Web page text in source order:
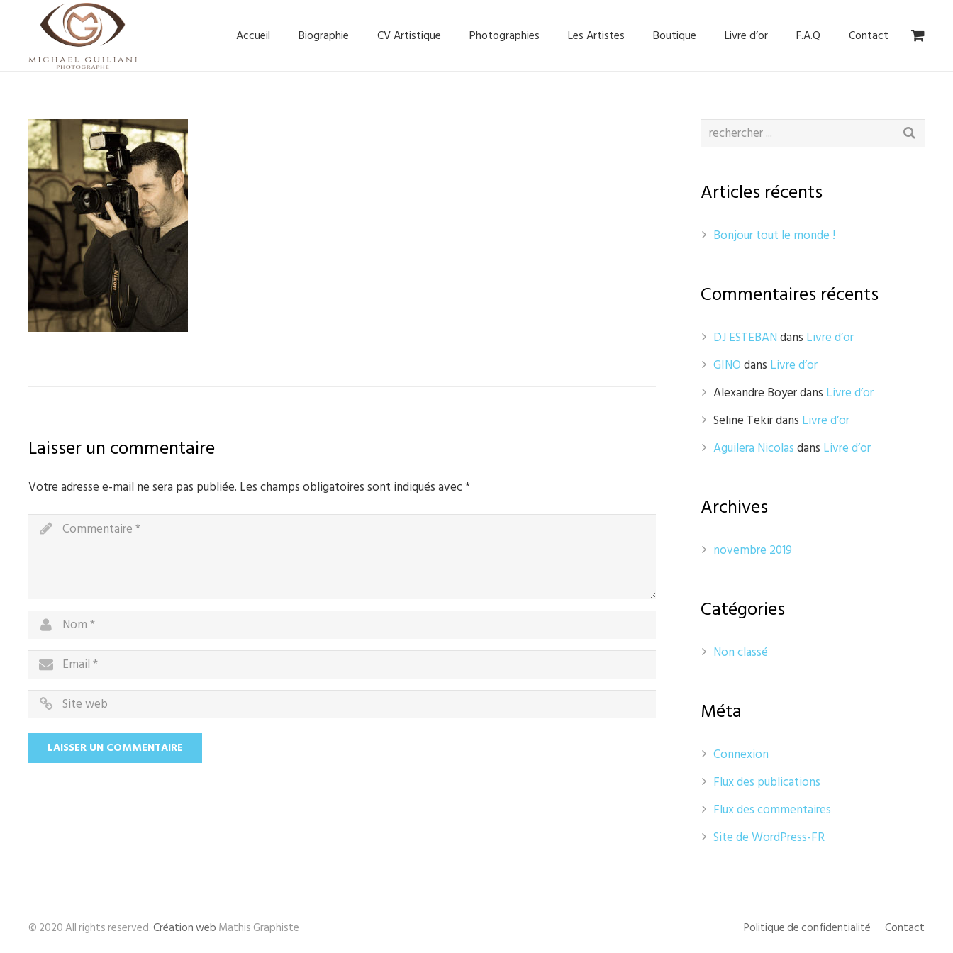
Accueil Biographie CV Artistique Photographies Les Artistes Boutique Livre d’or F.A.Q Contact
Laisser un commentaire
Votre adresse e-mail ne sera pas publiée. Les champs obligatoires sont indiqués avec*
Articles récents
Bonjour tout le monde !
Commentaires récents
DJ ESTEBANdans Livre d’or
GINOdans Livre d’or
Alexandre Boyerdans Livre d’or
Seline Tekirdans Livre d’or
Aguilera Nicolasdans Livre d’or
Archives
novembre 2019
Catégories
Non classé
Méta
Connexion
Flux des publications
Flux des commentaires
Site de WordPress-FR
Politique de confidentialité Contact
© 2020 All rights reserved.Création web Mathis Graphiste